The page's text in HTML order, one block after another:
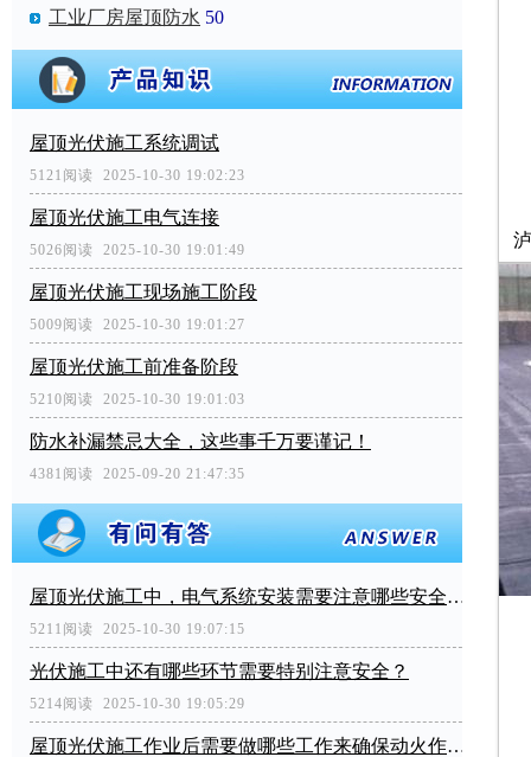
工业厂房屋顶防水 50
屋顶光伏施工系统调试
5121阅读 2025-10-30 19:02:23
屋顶光伏施工电气连接
5026阅读 2025-10-30 19:01:49
屋顶光伏施工现场施工阶段
5009阅读 2025-10-30 19:01:27
屋顶光伏施工前准备阶段
5210阅读 2025-10-30 19:01:03
防水补漏禁忌大全，这些事千万要谨记！
4381阅读 2025-09-20 21:47:35
屋顶光伏施工中，电气系统安装需要注意哪些安全问题？
5211阅读 2025-10-30 19:07:15
光伏施工中还有哪些环节需要特别注意安全？
5214阅读 2025-10-30 19:05:29
屋顶光伏施工作业后需要做哪些工作来确保动火作业的安全？